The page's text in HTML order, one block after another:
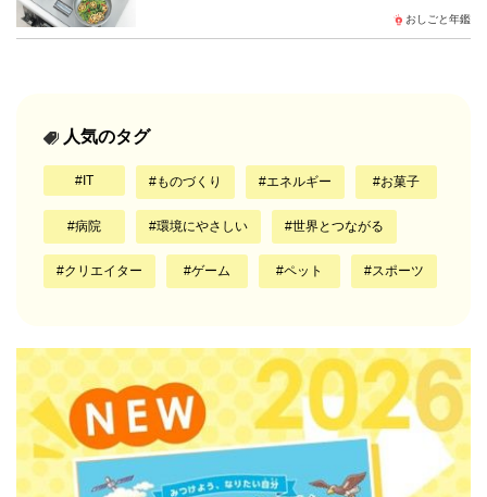
おしごと年鑑
人気のタグ
IT ものづくり エネルギー お菓子
病院 環境にやさしい 世界とつながる
クリエイター ゲーム ペット スポーツ